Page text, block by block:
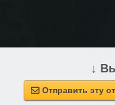
↓
 Отправить эту